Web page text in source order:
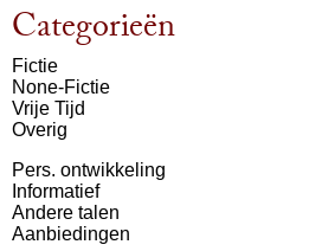
Categorieën
Fictie
None-Fictie
Vrije Tijd
Overig
Pers. ontwikkeling
Informatief
Andere talen
Aanbiedingen